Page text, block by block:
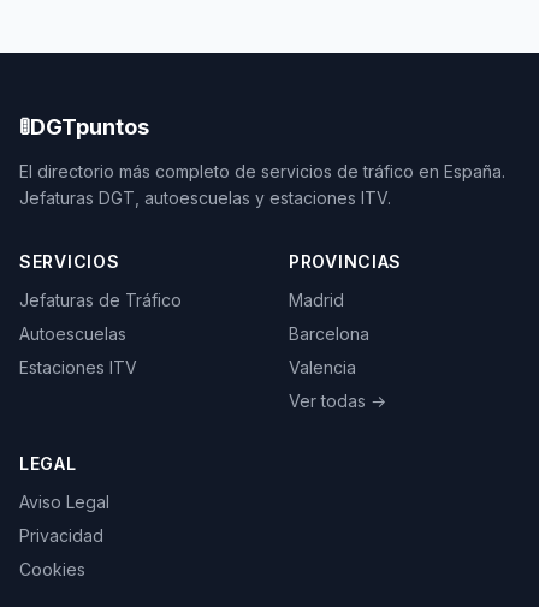
🚦DGTpuntos
El directorio más completo de servicios de tráfico en España.
Jefaturas DGT, autoescuelas y estaciones ITV.
SERVICIOS
Jefaturas de Tráfico
Autoescuelas
Estaciones ITV
PROVINCIAS
Madrid
Barcelona
Valencia
Ver todas →
LEGAL
Aviso Legal
Privacidad
Cookies